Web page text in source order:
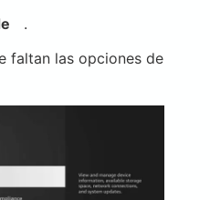
.
faltan las opciones de